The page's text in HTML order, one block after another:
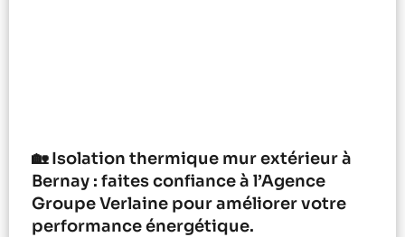
🏡 Isolation thermique mur extérieur à
Bernay : faites confiance à l’Agence
Groupe Verlaine pour améliorer votre
performance énergétique.